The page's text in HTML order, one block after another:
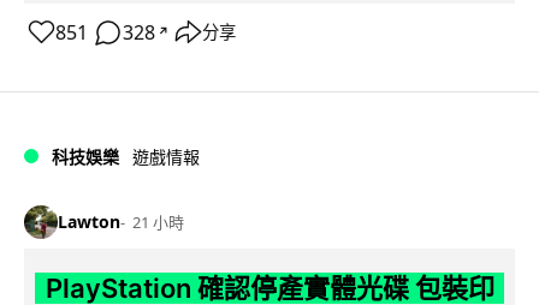
851 328 ↗ 分享
科技娛樂 遊戲情報
Lawton 21 小時
PlayStation 確認停產實體光碟 包裝印